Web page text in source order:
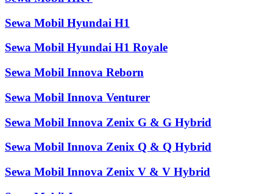
Sewa Mobil Hyundai H1
Sewa Mobil Hyundai H1 Royale
Sewa Mobil Innova Reborn
Sewa Mobil Innova Venturer
Sewa Mobil Innova Zenix G & G Hybrid
Sewa Mobil Innova Zenix Q & Q Hybrid
Sewa Mobil Innova Zenix V & V Hybrid